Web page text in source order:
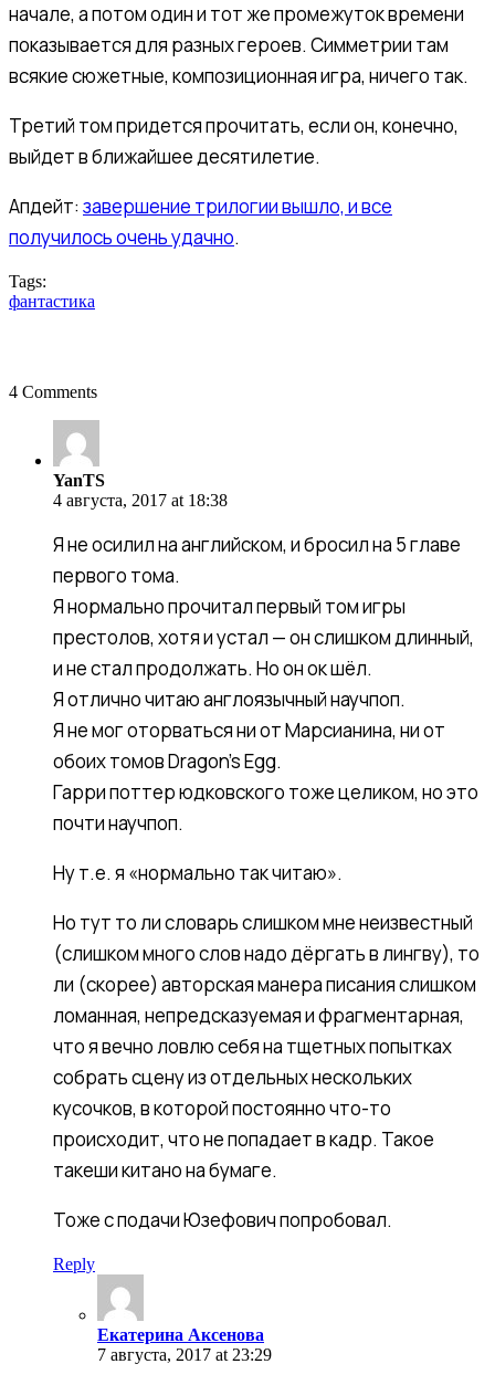
начале, а потом один и тот же промежуток времени
показывается для разных героев. Симметрии там
всякие сюжетные, композиционная игра, ничего так.
Третий том придется прочитать, если он, конечно,
выйдет в ближайшее десятилетие.
Апдейт: завершение трилогии вышло, и все
получилось очень удачно.
Tags:
фантастика
4 Comments
YanTS
4 августа, 2017 at 18:38
Я не осилил на английском, и бросил на 5 главе
первого тома.
Я нормально прочитал первый том игры
престолов, хотя и устал — он слишком длинный,
и не стал продолжать. Но он ок шёл.
Я отлично читаю англоязычный научпоп.
Я не мог оторваться ни от Марсианина, ни от
обоих томов Dragon’s Egg.
Гарри поттер юдковского тоже целиком, но это
почти научпоп.
Ну т.е. я «нормально так читаю».
Но тут то ли словарь слишком мне неизвестный
(слишком много слов надо дёргать в лингву), то
ли (скорее) авторская манера писания слишком
ломанная, непредсказуемая и фрагментарная,
что я вечно ловлю себя на тщетных попытках
собрать сцену из отдельных нескольких
кусочков, в которой постоянно что-то
происходит, что не попадает в кадр. Такое
такеши китано на бумаге.
Тоже с подачи Юзефович попробовал.
Reply
Екатерина Аксенова
7 августа, 2017 at 23:29